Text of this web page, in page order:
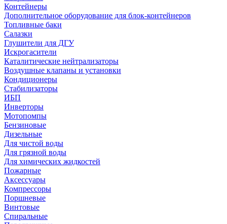
Контейнеры
Дополнительное оборудование для блок-контейнеров
Топливные баки
Салазки
Глушители для ДГУ
Искрогасители
Каталитические нейтрализаторы
Воздушные клапаны и установки
Кондиционеры
Стабилизаторы
ИБП
Инверторы
Мотопомпы
Бензиновые
Дизельные
Для чистой воды
Для грязной воды
Для химических жидкостей
Пожарные
Аксессуары
Компрессоры
Поршневые
Винтовые
Спиральные